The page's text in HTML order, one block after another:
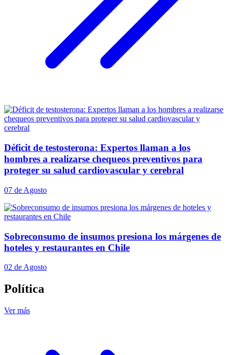
Déficit de testosterona: Expertos llaman a los
hombres a realizarse chequeos preventivos para
proteger su salud cardiovascular y cerebral
07 de Agosto
Sobreconsumo de insumos presiona los márgenes de
hoteles y restaurantes en Chile
02 de Agosto
Política
Ver más